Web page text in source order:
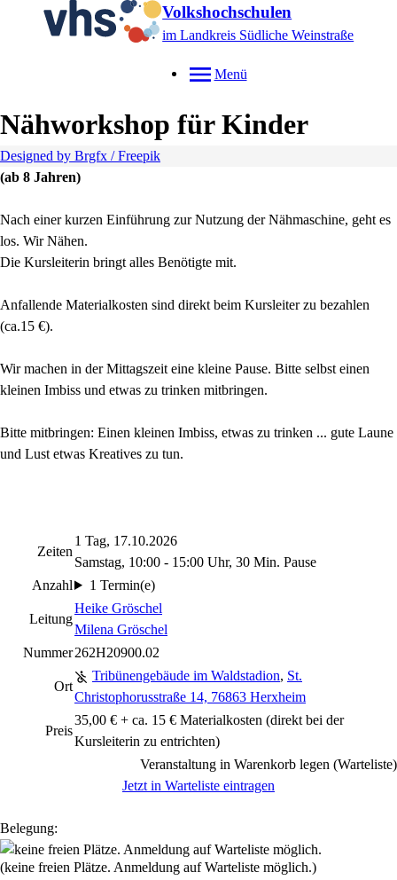
Volkshochschulen
im Landkreis Südliche Weinstraße
Menü
Nähworkshop für Kinder
Designed by Brgfx / Freepik
(ab 8 Jahren)
Nach einer kurzen Einführung zur Nutzung der Nähmaschine, geht es
los. Wir Nähen.
Die Kursleiterin bringt alles Benötigte mit.
Anfallende Materialkosten sind direkt beim Kursleiter zu bezahlen
(ca.15 €).
Wir machen in der Mittagszeit eine kleine Pause. Bitte selbst einen
kleinen Imbiss und etwas zu trinken mitbringen.
Bitte mitbringen: Einen kleinen Imbiss, etwas zu trinken ... gute Laune
und Lust etwas Kreatives zu tun.
Zeiten
1 Tag, 17.10.2026
Samstag, 10:00 - 15:00 Uhr, 30 Min. Pause
Anzahl
1 Termin(e)
Leitung
Heike Gröschel
Milena Gröschel
Nummer262H20900.02
Ort
Tribünengebäude im Waldstadion, St.
Christophorusstraße 14, 76863 Herxheim
Preis
35,00 € + ca. 15 € Materialkosten (direkt bei der
Kursleiterin zu entrichten)
Veranstaltung in Warenkorb legen (Warteliste)
Jetzt in Warteliste eintragen
Belegung:
(keine freien Plätze. Anmeldung auf Warteliste möglich.)